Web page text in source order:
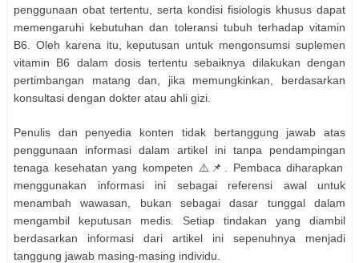
penggunaan obat tertentu, serta kondisi fisiologis khusus dapat
memengaruhi kebutuhan dan toleransi tubuh terhadap vitamin
B6. Oleh karena itu, keputusan untuk mengonsumsi suplemen
vitamin B6 dalam dosis tertentu sebaiknya dilakukan dengan
pertimbangan matang dan, jika memungkinkan, berdasarkan
konsultasi dengan dokter atau ahli gizi.
Penulis dan penyedia konten tidak bertanggung jawab atas
penggunaan informasi dalam artikel ini tanpa pendampingan
tenaga kesehatan yang kompeten ⚠️📌. Pembaca diharapkan
menggunakan informasi ini sebagai referensi awal untuk
menambah wawasan, bukan sebagai dasar tunggal dalam
mengambil keputusan medis. Setiap tindakan yang diambil
berdasarkan informasi dari artikel ini sepenuhnya menjadi
tanggung jawab masing-masing individu.